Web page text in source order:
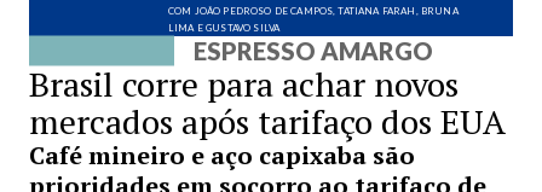
COM JOÃO PEDROSO DE CAMPOS, TATIANA FARAH, BRUNA
LIMA E GUSTAVO SILVA
ESPRESSO AMARGO
Brasil corre para achar novos
mercados após tarifaço dos EUA
Café mineiro e aço capixaba são
prioridades em socorro ao tarifaço de